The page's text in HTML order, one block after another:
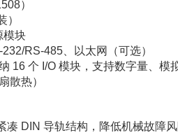
）
）
模块
RS‑485、以太网（可选）
16 个 I/O 模块，支持数字量、模
散热）
凑 DIN 导轨结构，降低机械故障风